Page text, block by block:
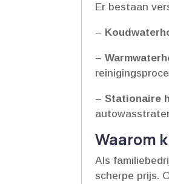
Er bestaan
–
–
–Stationaire
Waarom
Als
scherpe prijs.​